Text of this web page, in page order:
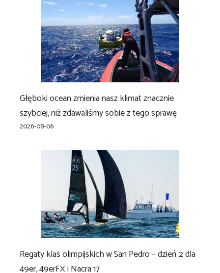
Głęboki ocean zmienia nasz klimat znacznie
szybciej, niż zdawaliśmy sobie z tego sprawę
2026-08-06
Regaty klas olimpijskich w San Pedro – dzień 2 dla
49er, 49erFX i Nacra 17